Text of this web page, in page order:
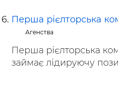
Перша рієлторська
Агенства
Перша рієлторська
займає лідируючу